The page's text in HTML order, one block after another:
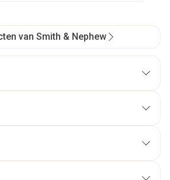
van Smith & Nephew